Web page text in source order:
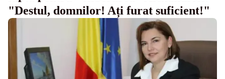
"Destul, domnilor! Ați furat suficient!"